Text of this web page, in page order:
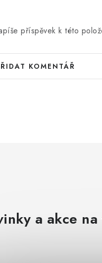
příspěvek k této
KOMENTÁŘ
a akce na